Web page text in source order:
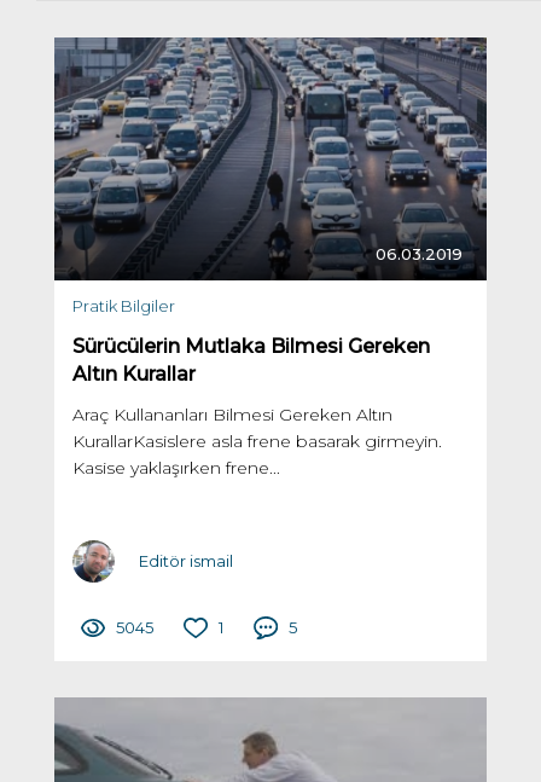
06.03.2019
Pratik Bilgiler
Sürücülerin Mutlaka Bilmesi Gereken
Altın Kurallar
Araç Kullananları Bilmesi Gereken Altın
KurallarKasislere asla frene basarak girmeyin.
Kasise yaklaşırken frene...
Editör ismail
5045 1 5